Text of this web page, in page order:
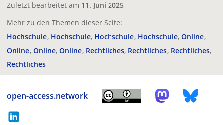
Zuletzt bearbeitet am 11. Juni 2025
Mehr zu den Themen dieser Seite:
Hochschule Hochschule Hochschule Hochschule Online
Online Online Online Rechtliches Rechtliches Rechtliches
Rechtliches
open-access.network